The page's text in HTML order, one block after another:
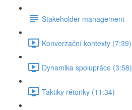
Stakeholder management
Konverzační kontexty (7:39)
Dynamika spolupráce (3:58)
Taktiky rétoriky (11:34)